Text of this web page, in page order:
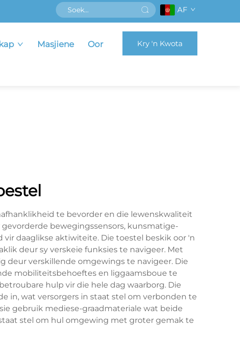
AF
Masjiene Oor Kry 'n Kwota
te bevorder en die lewenskwaliteit
bewegingssensors, kunsmatige-
daaglikse aktiwiteite. Die toestel beskik oor 'n
deur sy verskeie funksies te navigeer. Met
deur verskillende omgewings te navigeer. Die
mobiliteitsbehoeftes en liggaamsboue te
hulp vir die hele dag waarborg. Die
in, wat versorgers in staat stel om verbonden te
gebruik mediese-graadmateriale wat beide
stel om hul omgewing met groter gemak te